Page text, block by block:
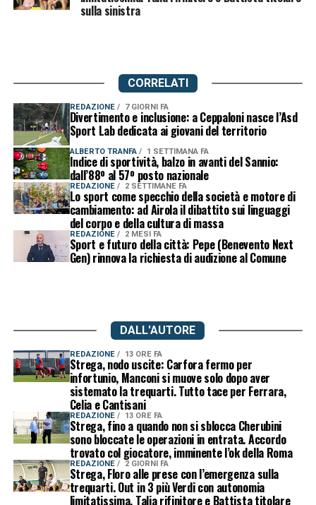
sulla sinistra
CORRELATI
REDAZIONE 7 GIORNI FA
Divertimento e inclusione: a Ceppaloni nasce l’Asd
Sport Lab dedicata ai giovani del territorio
ALBERTO TRANFA 1 SETTIMANA FA
Indice di sportività, balzo in avanti del Sannio:
dall’88º al 57º posto nazionale
REDAZIONE 2 SETTIMANE FA
Lo sport come specchio della società e motore di
cambiamento: ad Airola il dibattito sui linguaggi
del corpo e della cultura di massa
REDAZIONE 2 MESI FA
Sport e futuro della città: Pepe (Benevento Next
Gen) rinnova la richiesta di audizione al Comune
DALL'AUTORE
REDAZIONE 13 ORE FA
Strega, nodo uscite: Carfora fermo per
infortunio, Manconi si muove solo dopo aver
sistemato la trequarti. Tutto tace per Ferrara,
Celia e Cantisani
REDAZIONE 13 ORE FA
Strega, fino a quando non si sblocca Cherubini
sono bloccate le operazioni in entrata. Accordo
trovato col giocatore, imminente l’ok della Roma
REDAZIONE 2 GIORNI FA
Strega, Floro alle prese con l’emergenza sulla
trequarti. Out in 3 più Verdi con autonomia
limitatissima. Talia rifinitore e Battista titolare